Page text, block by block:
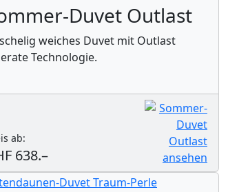
Duvet Outlast
weiches Duvet mit Outlast
Technologie.
ab:
638.–